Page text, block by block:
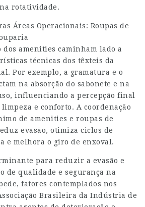
rotatividade.
Áreas Operacionais: Roupas de
dos amenities caminham lado a
técnicas dos têxteis da
Por exemplo, a gramatura e o
na absorção do sabonete e na
influenciando a percepção final
e conforto. A coordenação
de amenities e roupas de
evasão, otimiza ciclos de
e melhora o giro de enxoval.
para reduzir a evasão e
de qualidade e segurança na
fatores contemplados nos
Brasileira da Indústria de